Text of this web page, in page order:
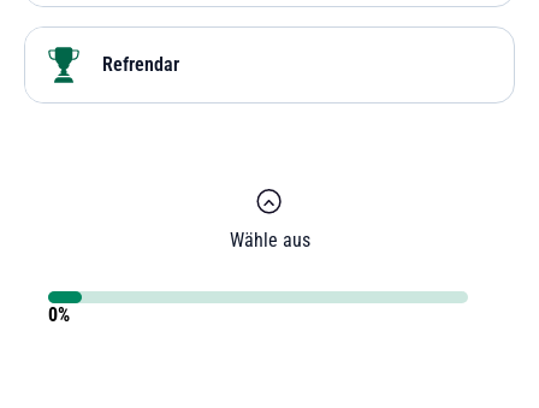
Refrendar
Wähle aus
0%